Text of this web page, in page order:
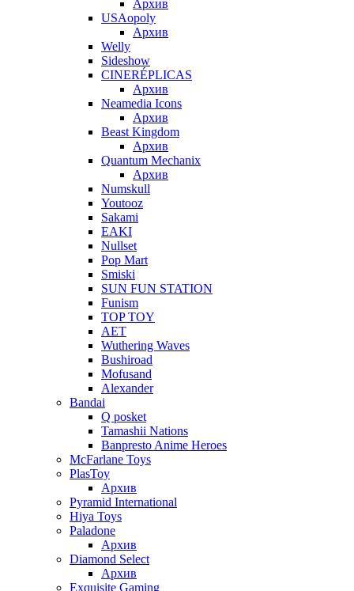
Архив
USAopoly
Архив
Welly
Sideshow
CINERÉPLICAS
Архив
Neamedia Icons
Архив
Beast Kingdom
Архив
Quantum Mechanix
Архив
Numskull
Youtooz
Sakami
EAKI
Nullset
Pop Mart
Smiski
SUN FUN STATION
Funism
TOP TOY
AET
Wuthering Waves
Bushiroad
Mofusand
Alexander
Bandai
Q posket
Tamashii Nations
Banpresto Anime Heroes
McFarlane Toys
PlasToy
Архив
Pyramid International
Hiya Toys
Paladone
Архив
Diamond Select
Архив
Exquisite Gaming